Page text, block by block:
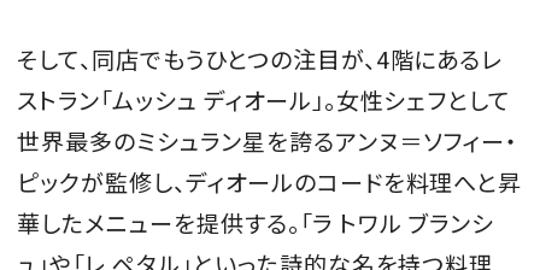
そして、同店でもうひとつの注目が、4階にあるレ
ストラン「ムッシュ ディオール」。女性シェフとして
世界最多のミシュラン星を誇るアンヌ＝ソフィー・
ピックが監修し、ディオールのコードを料理へと昇
華したメニューを提供する。「ラ トワル ブランシ